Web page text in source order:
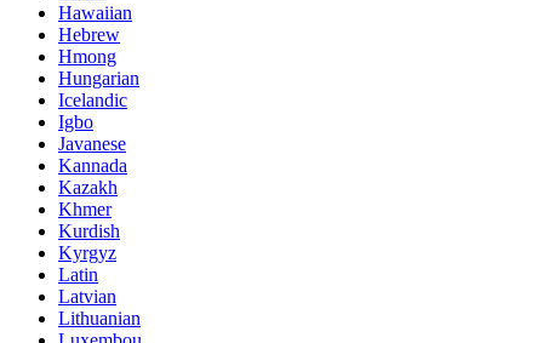
Hawaiian
Hebrew
Hmong
Hungarian
Icelandic
Igbo
Javanese
Kannada
Kazakh
Khmer
Kurdish
Kyrgyz
Latin
Latvian
Lithuanian